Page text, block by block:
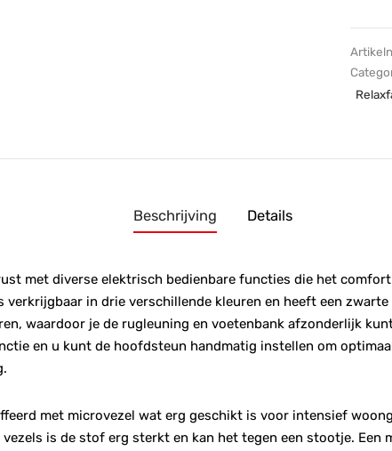
Beschrijving Details
met diverse elektrisch bedienbare functies die het
verkrijgbaar in drie verschillende kleuren en heeft een
waardoor je de rugleuning en voetenbank afzonderlijk
en u kunt de hoofdsteun handmatig instellen om
met microvezel wat erg geschikt is voor intensief
is de stof erg sterkt en kan het tegen een stootje. Een